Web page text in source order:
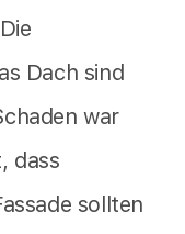
Dach sind
war
dass
sollten